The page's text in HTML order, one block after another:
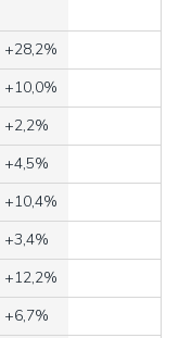
+28,2%
+10,0%
+2,2%
+4,5%
+10,4%
+3,4%
+12,2%
+6,7%